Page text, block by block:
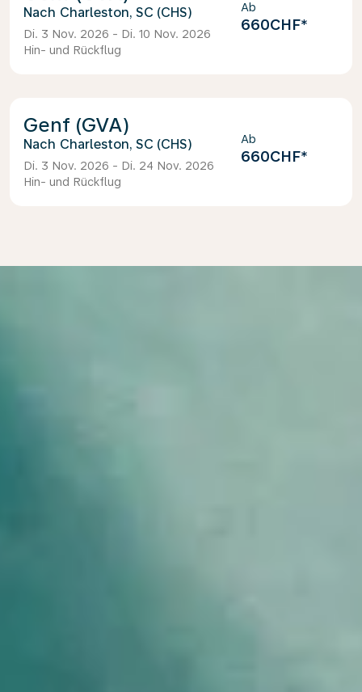
Charleston, SC (CHS)
Di. 3 Nov. 2026 - Di. 10 Nov. 2026
Hin- und Rückflug
Ab
660CHF*
Genf (GVA)
Charleston, SC (CHS)
Di. 3 Nov. 2026 - Di. 24 Nov. 2026
Hin- und Rückflug
Ab
660CHF*